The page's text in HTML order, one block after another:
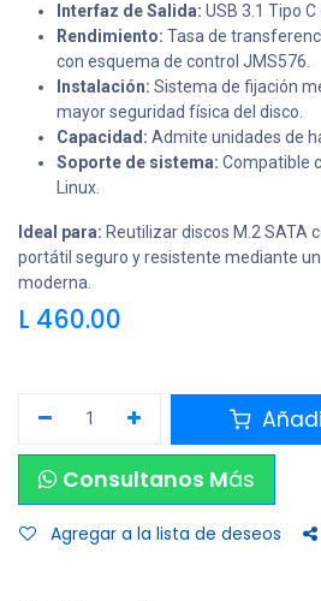
Interfaz de Salida: USB 3.1 Tipo
Rendimiento: Tasa de
con esquema de control JMS576.
Instalación: Sistema de fijación
mayor seguridad física del disco.
Capacidad: Admite unidades de
Soporte de sistema: Compatible
Linux.
Ideal para: Reutilizar discos M.2 SATA
portátil seguro y resistente mediante
moderna.
L 460.00
Consultanos Más
Agregar a la lista de deseos